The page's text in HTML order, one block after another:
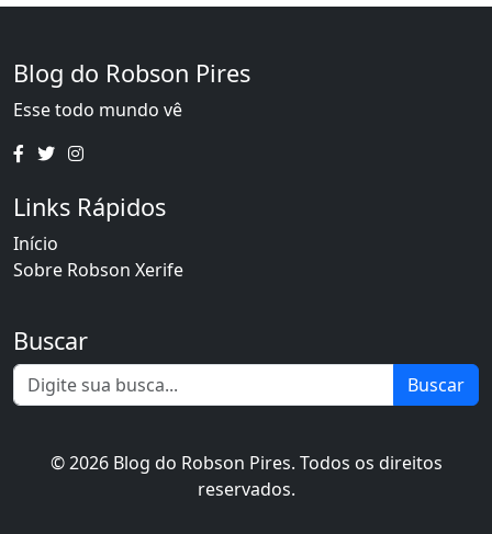
Blog do Robson Pires
Esse todo mundo vê
Links Rápidos
Início
Sobre Robson Xerife
Buscar
Buscar
© 2026 Blog do Robson Pires. Todos os direitos
reservados.